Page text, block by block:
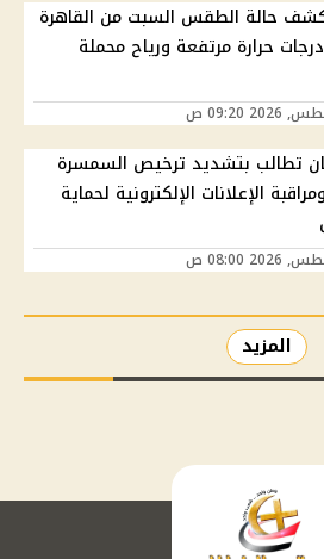
حالة الطقس السبت من القاهرة
حرارة مرتفعة ورياح محملة
تطالب بتشديد ترخيص السمسرة
الإعلانات الإلكترونية لحماية
المزيد